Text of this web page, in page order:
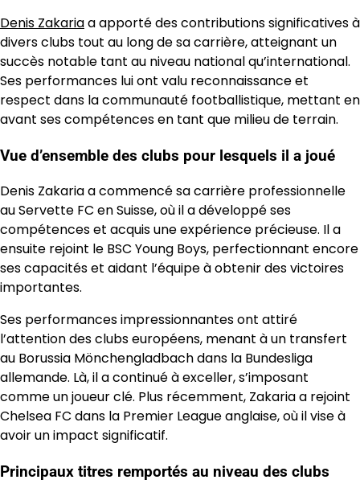
Denis Zakariaa apporté des contributions significatives à
divers clubs tout au long de sa carrière, atteignant un
succès notable tant au niveau national qu’international.
Ses performances lui ont valu reconnaissance et
respect dans la communauté footballistique, mettant en
avant ses compétences en tant que milieu de terrain.
Vue d’ensemble des clubs pour lesquels il a joué
Denis Zakaria a commencé sa carrière professionnelle
au Servette FC en Suisse, où il a développé ses
compétences et acquis une expérience précieuse. Il a
ensuite rejoint le BSC Young Boys, perfectionnant encore
ses capacités et aidant l’équipe à obtenir des victoires
importantes.
Ses performances impressionnantes ont attiré
l’attention des clubs européens, menant à un transfert
au Borussia Mönchengladbach dans la Bundesliga
allemande. Là, il a continué à exceller, s’imposant
comme un joueur clé. Plus récemment, Zakaria a rejoint
Chelsea FC dans la Premier League anglaise, où il vise à
avoir un impact significatif.
Principaux titres remportés au niveau des clubs